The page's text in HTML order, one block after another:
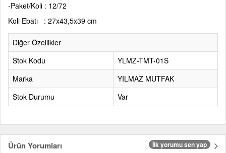
-Paket/Koli : 12/72
Koli Ebatı : 27x43,5x39 cm
Diğer Özellikler
Stok Kodu
YLMZ-TMT-01S
Marka
YILMAZ MUTFAK
Stok Durumu
Var
Ürün Yorumları İlk yorumu sen yap